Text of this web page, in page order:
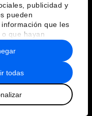
publicidad y
pueden
que les
que hayan
uso que haya
todas
de uso
Mundial